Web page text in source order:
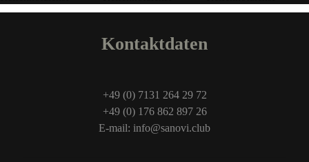
Kontaktdaten
+49 (0) 7131 264 29 72
+49 (0) 176 862 897 26
E-mail: info@sanovi.club